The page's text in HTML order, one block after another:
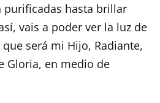
purificadas hasta brillar
vais a poder ver la luz de
será mi Hijo, Radiante,
Gloria, en medio de